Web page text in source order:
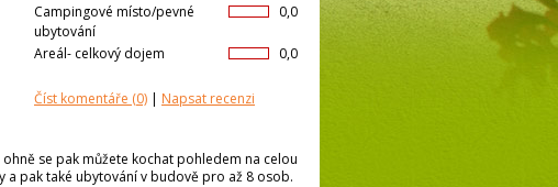
0,0
Campingové místo/pevné
ubytování
0,0
Areál- celkový dojem
Číst komentáře (0) | Napsat recenzi
se pak můžete kochat pohledem na celou
pak také ubytování v budově pro až 8 osob.